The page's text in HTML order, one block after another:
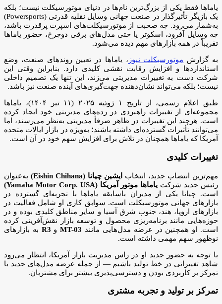
یاماها فقط یکی از بزرگ‌ترین نام‌ها در دنیای موتورسیکلت نیست؛ بلکه
یک بازیگر تأثیرگذار در صنعت جهانی وسایل نقلیه قدرتی (Powersports)
به‌شمار می‌رود. چه صحبت از موتورسیکلت‌های اسپرت پرقدرت باشد،
چه وسایل آفرود، اسکوتر یا حتی مدل‌های برقی دوچرخ، حضور یاماها
تقریباً در همه بازارهای مهم دیده می‌شود.
به گزارش موتورسیکلت نیوز ، یاماها در تعیین روندهای صنعت، وضع
استانداردها و افزایش رقابت نقشی کلیدی دارد. بنابراین وقتی این
شرکت دست به تغییرات مدیریتی می‌زند، این تنها یک تصمیم داخلی
نیست؛ بلکه می‌تواند نشان‌دهنده جهت‌گیری‌های آینده صنعت نیز باشد.
طبق اعلام رسمی، از تاریخ ۱ ژوئیه ۲۰۲۵ (۱۱ تیر ۱۴۰۴)، یاماها
مجموعه‌ای از تغییرات راهبردی در رده‌های مدیریتی خود ایجاد کرده
است. هرچند این تغییرات در ظاهر صرفاً مدیریتی به‌نظر می‌رسند، اما
می‌توانند تأثیرات گسترده‌ای داشته باشند؛ به‌ویژه در بازار ایالات متحده
آمریکا که یاماها همچنان در تلاش برای افزایش سهم خود در آن است.
تغییرات کلیدی
مهم‌ترین انتصاب جدید، انتخاب ایشین چیانا (Eishin Chihana)
به‌عنوان
رئیس جدید شرکت یاماها موتور آمریکا (Yamaha Motor Corp. USA)
است. چیانا یکی از مدیران باسابقه یاماها با تجربه‌ای گسترده در
بازارهای جهانی موتورسیکلت است. سوابق کاری او شامل فعالیت در
بازارهای اروپا، هند، جنوب شرق آسیا و سایر مناطق کلیدی بوده و در
حوزه‌هایی مانند برنامه‌ریزی محصول و توسعه بازار نقش‌آفرینی کرده
است. او همچنین در عرضه مدل‌هایی مانند MT-03و R3 به بازارهای
نوظهور سهم مهمی داشته است.
با توجه به حضور جدید او در راس مدیریت بازار آمریکا، انتظار می‌رود
شاهد تغییراتی در خط تولید باشیم — از جمله عرضه مدل‌های جدید با
تمرکز بر کاربردی بودن و دسترسی‌پذیری بیشتر برای مشتریان.
تمرکز بر تولید و تجربه مشتری